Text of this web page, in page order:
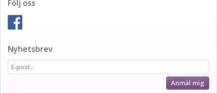
Följ oss
Nyhetsbrev
Anmäl mig